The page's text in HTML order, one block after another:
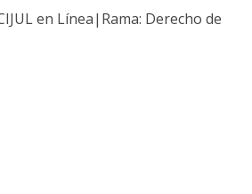
en Línea|Rama: Derecho de